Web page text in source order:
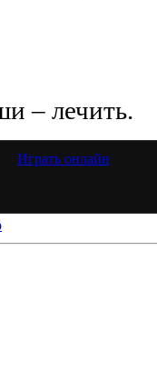
– лечить.
Играть онлайн